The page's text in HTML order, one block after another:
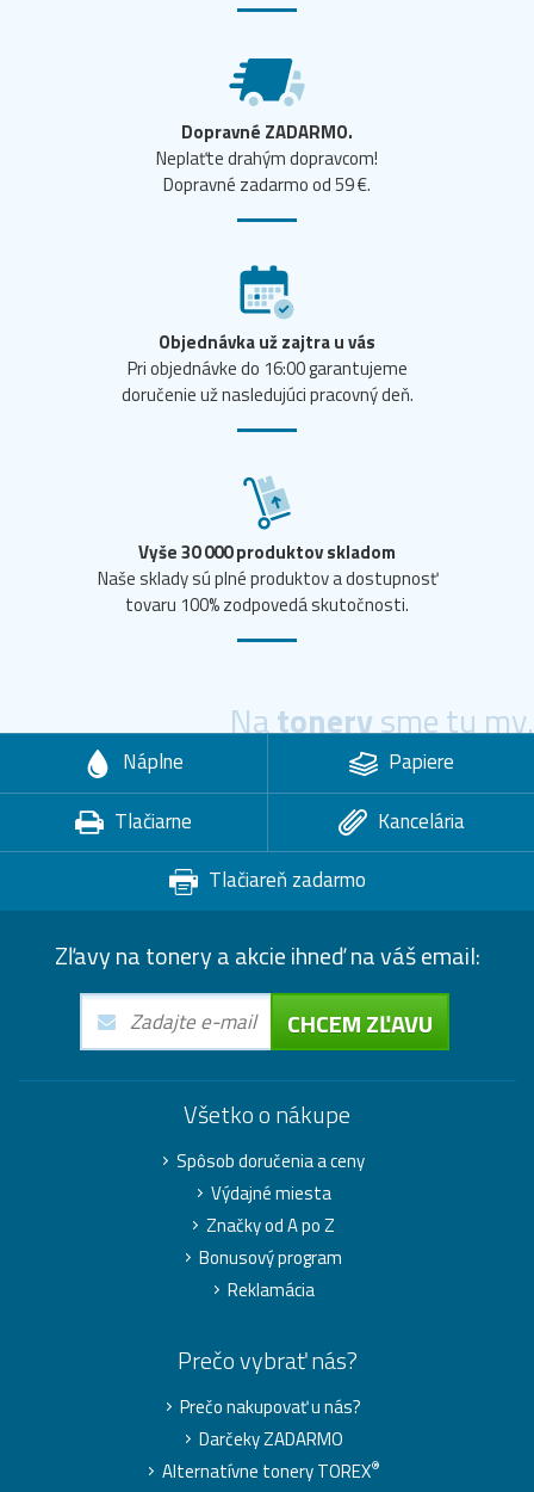
Dopravné ZADARMO.
Neplaťte drahým dopravcom!
Dopravné zadarmo od 59 €.
Objednávka už zajtra u vás
Pri objednávke do 16:00 garantujeme
doručenie už nasledujúci pracovný deň.
Vyše 30 000 produktov skladom
Naše sklady sú plné produktov a dostupnosť
tovaru 100% zodpovedá skutočnosti.
Natonerysme tu my.
Náplne
Papiere
Tlačiarne
Kancelária
Tlačiareň zadarmo
Zľavy na tonery a akcie ihneď na váš email:
CHCEM ZĽAVU
Všetko o nákupe
Spôsob doručenia a ceny
Výdajné miesta
Značky od A po Z
Bonusový program
Reklamácia
Prečo vybrať nás?
Prečo nakupovať u nás?
Darčeky ZADARMO
Alternatívne tonery TOREX®